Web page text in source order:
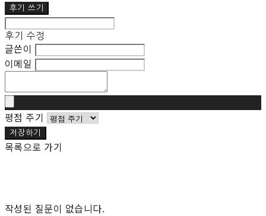
후기 쓰기
후기 수정
글쓴이
이메일
평점 주기
저장하기
목록으로 가기
작성된 질문이 없습니다.